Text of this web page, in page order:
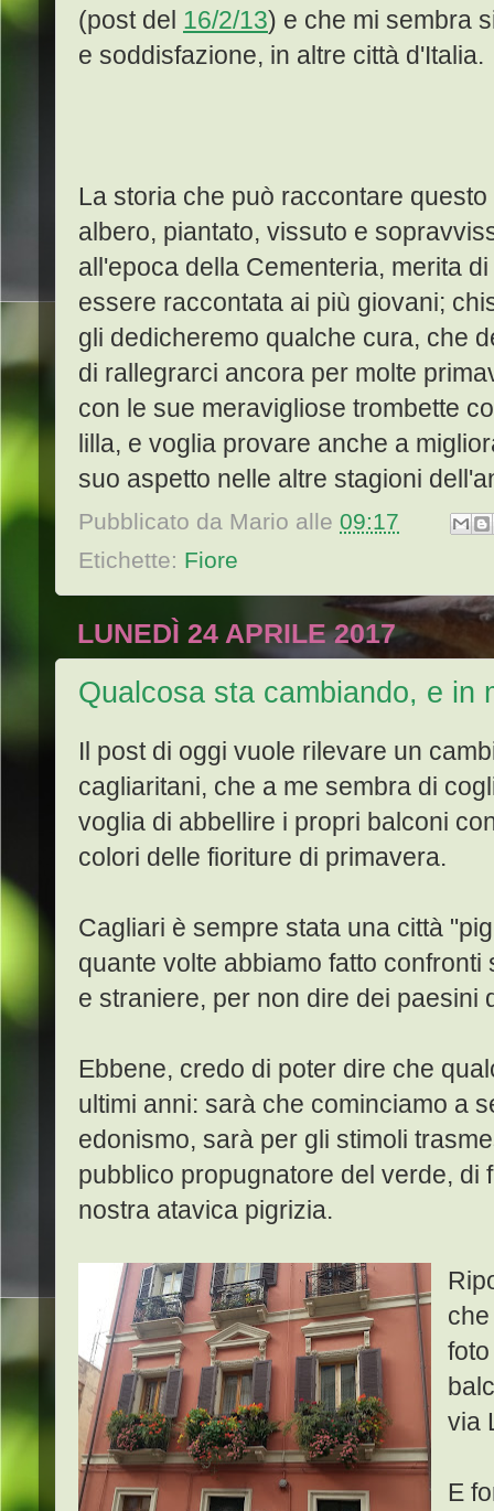
(post del 16/2/13) e che mi sembra
e soddisfazione, in altre città d'Italia.
La storia che può raccontare questo
albero, piantato, vissuto e
all'epoca della Cementeria, merita di
essere raccontata ai più giovani;
gli dedicheremo qualche cura, che
di rallegrarci ancora per molte
con le sue meravigliose trombette
lilla, e voglia provare anche a
suo aspetto nelle altre stagioni
Pubblicato da Mario alle 09:17
Etichette: Fiore
LUNEDÌ 24 APRILE 2017
Qualcosa sta cambiando, e in
Il post di oggi vuole rilevare un
cagliaritani, che a me sembra di
voglia di abbellire i propri balconi
colori delle fioriture di primavera.
Cagliari è sempre stata una città
quante volte abbiamo fatto
e straniere, per non dire dei paesini
Ebbene, credo di poter dire che
ultimi anni: sarà che cominciamo a
edonismo, sarà per gli stimoli
pubblico propugnatore del verde, di
nostra atavica pigrizia.
via
E